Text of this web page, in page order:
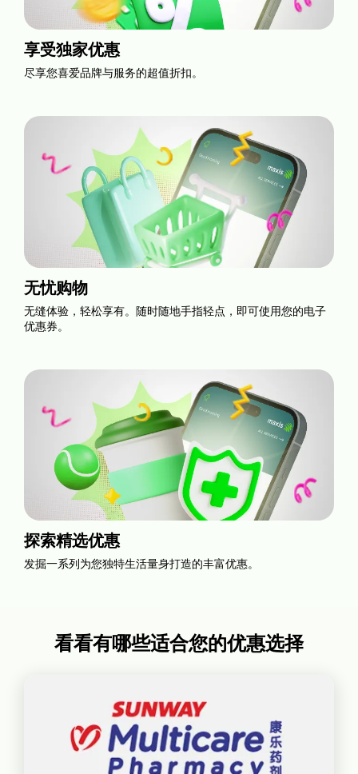
享受独家优惠
尽享您喜爱品牌与服务的超值折扣。
无忧购物
无缝体验，轻松享有。随时随地手指轻点，即可使用您的电子
优惠券。
探索精选优惠
发掘一系列为您独特生活量身打造的丰富优惠。
看看有哪些适合您的优惠选择